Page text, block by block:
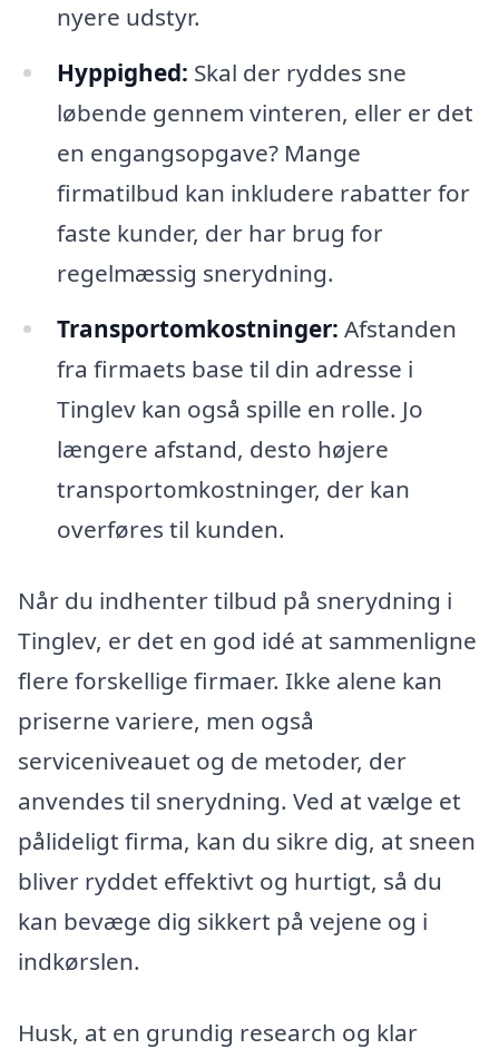
nyere udstyr.
Hyppighed: Skal der ryddes sne
løbende gennem vinteren, eller er det
en engangsopgave? Mange
firmatilbud kan inkludere rabatter for
faste kunder, der har brug for
regelmæssig snerydning.
Transportomkostninger: Afstanden
fra firmaets base til din adresse i
Tinglev kan også spille en rolle. Jo
længere afstand, desto højere
transportomkostninger, der kan
overføres til kunden.
Når du indhenter tilbud på snerydning i
Tinglev, er det en god idé at sammenligne
flere forskellige firmaer. Ikke alene kan
priserne variere, men også
serviceniveauet og de metoder, der
anvendes til snerydning. Ved at vælge et
pålideligt firma, kan du sikre dig, at sneen
bliver ryddet effektivt og hurtigt, så du
kan bevæge dig sikkert på vejene og i
indkørslen.
Husk, at en grundig research og klar